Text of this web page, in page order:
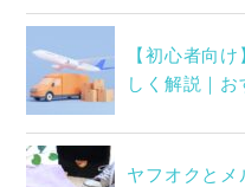
【初心者向
しく解説｜
ヤフオクとメ